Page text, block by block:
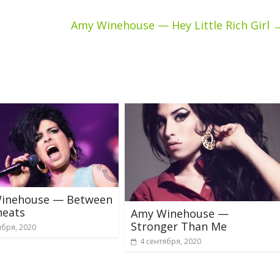
Amy Winehouse — Hey Little Rich Girl
— Between
2020
Amy Winehouse —
Stronger Than Me
4 сентября, 2020